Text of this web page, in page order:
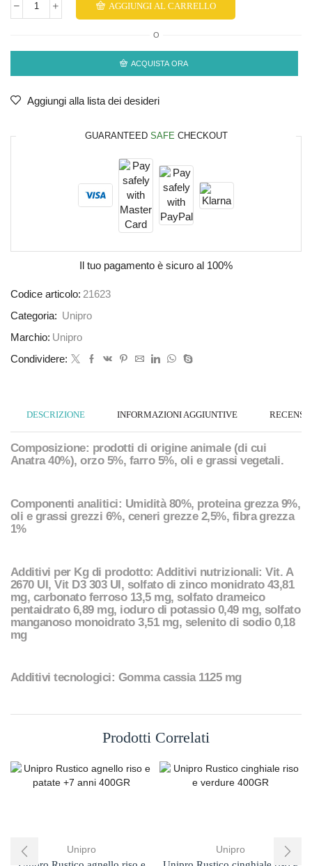
AGGIUNGI AL CARRELLO
O
ACQUISTA ORA
Aggiungi alla lista dei desideri
GUARANTEED SAFE CHECKOUT
Il tuo pagamento è sicuro al 100%
Codice articolo: 21623
Categoria: Unipro
Marchio: Unipro
Condividere:
DESCRIZIONE INFORMAZIONI AGGIUNTIVE
Composizione: prodotti di origine animale (di cui
Anatra 40%), orzo 5%, farro 5%, oli e grassi vegetali.
Componenti analitici: Umidità 80%, proteina grezza 9%,
oli e grassi grezzi 6%, ceneri grezze 2,5%, fibra grezza
1%
Additivi per Kg di prodotto: Additivi nutrizionali: Vit. A
2670 UI, Vit D3 303 UI, solfato di zinco monidrato 43,81
mg, carbonato ferroso 13,5 mg, solfato drameico
pentaidrato 6,89 mg, ioduro di potassio 0,49 mg, solfato
manganoso monoidrato 3,51 mg, selenito di sodio 0,18
mg
Additivi tecnologici: Gomma cassia 1125 mg
Prodotti Correlati
Unipro
Unipro